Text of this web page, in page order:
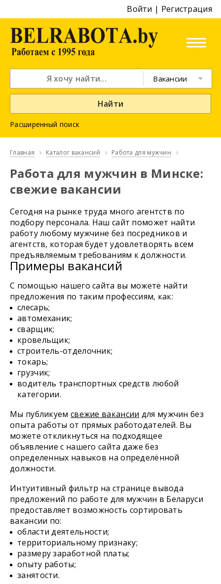
Войти | Регистрация
Вакансии
Найти
Расширенный поиск
Главная Каталог вакансий Работа для мужчин
Работа для мужчин в Минске:
свежие вакансии
Сегодня на рынке труда много агентств по
подбору персонала. Наш сайт поможет найти
работу любому мужчине без посредников и
агентств, которая будет удовлетворять всем
предъявляемым требованиям к должности.
Примеры вакансий
С помощью нашего сайта вы можете найти
предложения по таким профессиям, как:
слесарь;
автомеханик;
сварщик;
кровельщик;
строитель-отделочник;
токарь;
грузчик;
водитель транспортных средств любой
категории.
Мы публикуем свежие вакансии для мужчин без
опыта работы от прямых работодателей. Вы
можете откликнуться на подходящее
объявление с нашего сайта даже без
определенных навыков на определённой
должности.
Интуитивный фильтр на странице вывода
предложений по работе для мужчин в Беларуси
предоставляет возможность сортировать
вакансии по:
области деятельности;
территориальному признаку;
размеру заработной платы;
опыту работы;
занятости.